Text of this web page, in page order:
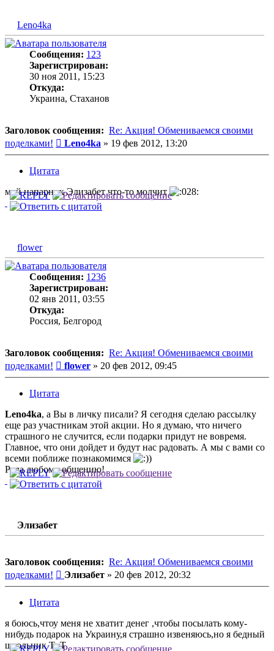
Leno4ka
Сообщения: 123
Зарегистрирован:
30 ноя 2011, 15:23
Откуда:
Украина, Стаханов
Заголовок сообщения: Re: Акция! Обмениваемся своими
поделками!
Сообщение
Leno4ka » 19 фев 2012, 13:20
Цитата
мой напарник Элизабет что-то молчит
flower
Сообщения: 1236
Зарегистрирован:
02 янв 2011, 03:55
Откуда:
Россия, Белгород
Заголовок сообщения: Re: Акция! Обмениваемся своими
поделками!
Сообщение
flower » 20 фев 2012, 09:45
Цитата
Leno4ka, а Вы в личку писали? Я сегодня сделаю рассылку
еще раз участникам этой акции. Но я думаю, что ничего
страшного не случится, если подарки придут не вовремя.
Главное, что они дойдет и будут нас радовать. А мы с вами со
всеми поближе познакомимся
)
Рада любому общению!
Элизабет
Заголовок сообщения: Re: Акция! Обмениваемся своими
поделками!
Сообщение
Элизабет » 20 фев 2012, 20:32
Цитата
я боюсь,чтоу меня не хватит денег ,чтобы посылать кому-
нибудь подарок на Украину,я страшно извеняюсь,но я бедный
школьник Т_Т